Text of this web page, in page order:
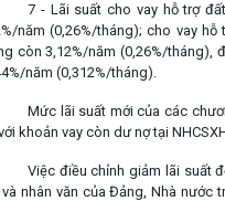
7 - Lãi suất cho vay hỗ trợ
năm (0,26%/tháng); cho vay
còn 3,12%/năm (0,26%/tháng),
năm (0,312%/tháng).
Mức lãi suất mới của các
khoản vay còn dư nợ tại
Việc điều chỉnh giảm lãi suất
nhân văn của Đảng, Nhà nước